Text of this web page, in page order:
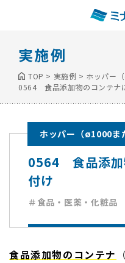
実施例
TOP > 実施例 > ホッパー
0564 食品添加物のコンテナ
ホッパー（ø1000ま
0564 食品添加
付け
＃食品・医薬・化粧品
食品添加物のコンテナ